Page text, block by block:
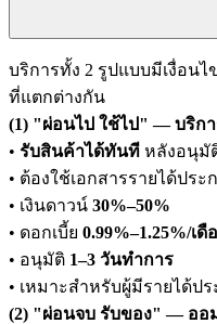
บริการทั้ง 2 รูปแบบมีเงื่อน
ที่แตกต่างกัน
(1) "ผ่อนไป ใช้ไป" — บริก
• รับสินค้าได้ทันที หลังอนุมั
• ต้องใช้เอกสารรายได้ประ
• เงินดาวน์ 30%–50%
• ดอกเบี้ย 0.99%–1.25%/เดื
• อนุมัติ 1–3 วันทำการ
• เหมาะสำหรับผู้มีรายได้ป
(2) "ผ่อนจบ รับของ" — ออ